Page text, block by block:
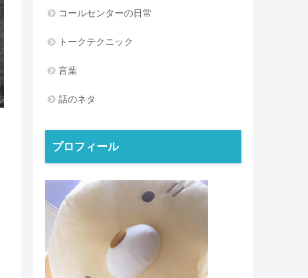
コールセンターの日常
トークテクニック
言葉
話のネタ
プロフィール